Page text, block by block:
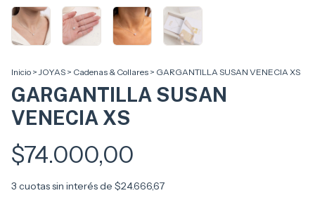
Inicio > JOYAS > Cadenas & Collares > GARGANTILLA SUSAN VENECIA XS
GARGANTILLA SUSAN
VENECIA XS
$74.000,00
3 cuotas sin interés de $24.666,67